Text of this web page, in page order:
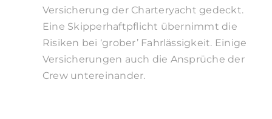
Versicherung der Charteryacht gedeckt.
Eine Skipperhaftpflicht übernimmt die
Risiken bei ‘grober’ Fahrlässigkeit. Einige
Versicherungen auch die Ansprüche der
Crew untereinander.